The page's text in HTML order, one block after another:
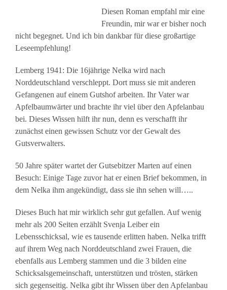
Diesen Roman empfahl mir eine
Freundin, mir war er bisher noch
nicht begegnet. Und ich bin dankbar für diese großartige
Leseempfehlung!
Lemberg 1941: Die 16jährige Nelka wird nach
Norddeutschland verschleppt. Dort muss sie mit anderen
Gefangenen auf einem Gutshof arbeiten. Ihr Vater war
Apfelbaumwärter und brachte ihr viel über den Apfelanbau
bei. Dieses Wissen hilft ihr nun, denn es verschafft ihr
zunächst einen gewissen Schutz vor der Gewalt des
Gutsverwalters.
50 Jahre später wartet der Gutsebitzer Marten auf einen
Besuch: Einige Tage zuvor hat er einen Brief bekommen, in
dem Nelka ihm angekündigt, dass sie ihn sehen will…..
Dieses Buch hat mir wirklich sehr gut gefallen. Auf wenig
mehr als 200 Seiten erzählt Svenja Leiber ein
Lebensschicksal, wie es tausende erlitten haben. Nelka trifft
auf ihrem Weg nach Norddeutschland zwei Frauen, die
ebenfalls aus Lemberg stammen und die 3 bilden eine
Schicksalsgemeinschaft, unterstützen und trösten, stärken
sich gegenseitig. Nelka gibt ihr Wissen über den Apfelanbau